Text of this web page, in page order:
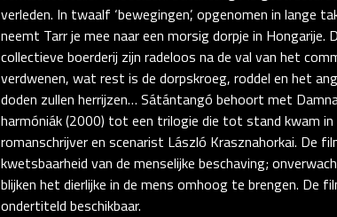
verleden. In twaalf ‘bewegingen’, opgenomen in lange
neemt Tarr je mee naar een morsig dorpje in Hongarije.
collectieve boerderij zijn radeloos na de val van het
verdwenen, wat rest is de dorpskroeg, roddel en het
doden zullen herrijzen… Sátántangó behoort met
harmóniák (2000) tot een trilogie die tot stand kwam
romanschrijver en scenarist László Krasznahorkai. De
kwetsbaarheid van de menselijke beschaving;
blijken het dierlijke in de mens omhoog te brengen. De
ondertiteld beschikbaar.